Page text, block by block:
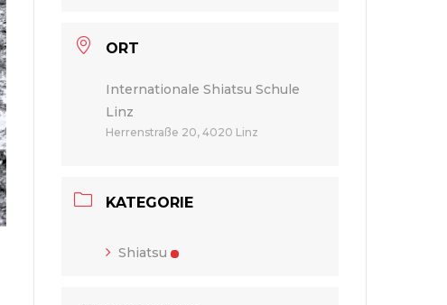
ORT
Internationale Shiatsu Schule
Linz
Herrenstraße 20, 4020 Linz
KATEGORIE
Shiatsu